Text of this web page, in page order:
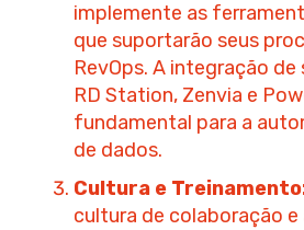
implemente as
que suportarão seus
RevOps. A integração
RD Station, Zenvia e
fundamental para a
de dados.
Cultura e
cultura de colaboração